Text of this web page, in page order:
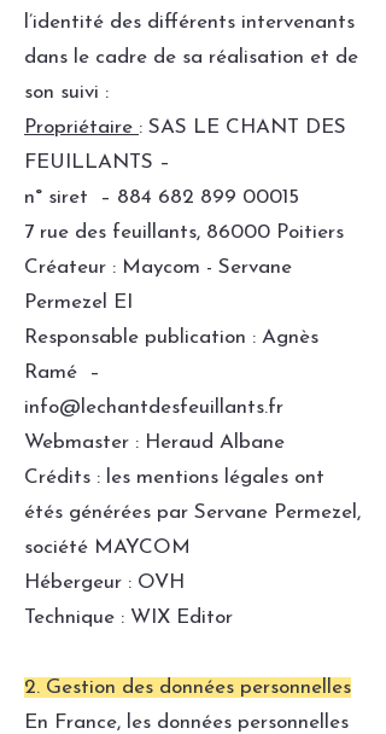
l’identité des différents intervenants
dans le cadre de sa réalisation et de
son suivi :
Propriétaire : SAS LE CHANT DES
FEUILLANTS –
n° siret – 884 682 899 00015
7 rue des feuillants, 86000 Poitiers
Créateur : Maycom - Servane
Permezel EI
Responsable publication : Agnès
Ramé –
info@lechantdesfeuillants.fr
Webmaster : Heraud Albane
Crédits : les mentions légales ont
étés générées par Servane Permezel,
société MAYCOM
Hébergeur : OVH
Technique : WIX Editor
2. Gestion des données personnelles
En France, les données personnelles